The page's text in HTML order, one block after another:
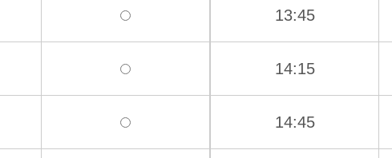
13:45
14:15
14:45